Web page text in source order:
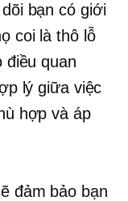
bạn có giới
coi là thô lỗ
điều quan
lý giữa việc
hợp và áp
đảm bảo bạn